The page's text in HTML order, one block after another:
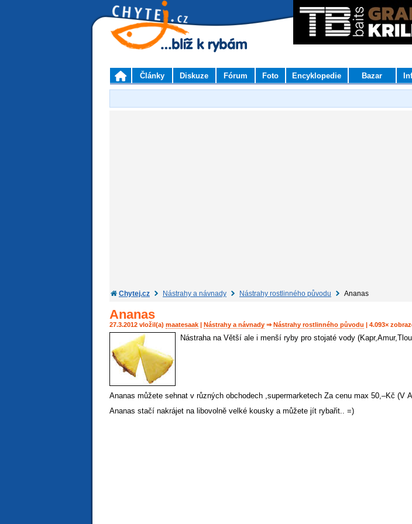
Články Diskuze Fórum Foto Encyklopedie Bazar
Chytej.cz Nástrahy a návnady Nástrahy rostlinného původu Ananas
Ananas
27.3.2012 vložil(a) maatesaak | Nástrahy a návnady ⇒ Nástrahy rostlinného původu | 4.093×
Nástraha na Větší ale i menší ryby pro stojaté vody
Ananas můžete sehnat v různých obchodech ,supermarketech Za cenu max 50,–Kč (V
Ananas stačí nakrájet na libovolně velké kousky a můžete jít rybařit.. =)